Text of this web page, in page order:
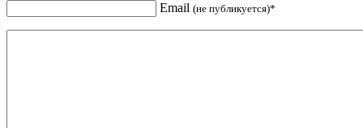
Email (не публикуется)*